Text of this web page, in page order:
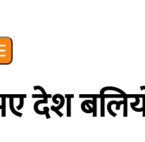
main menu
देश